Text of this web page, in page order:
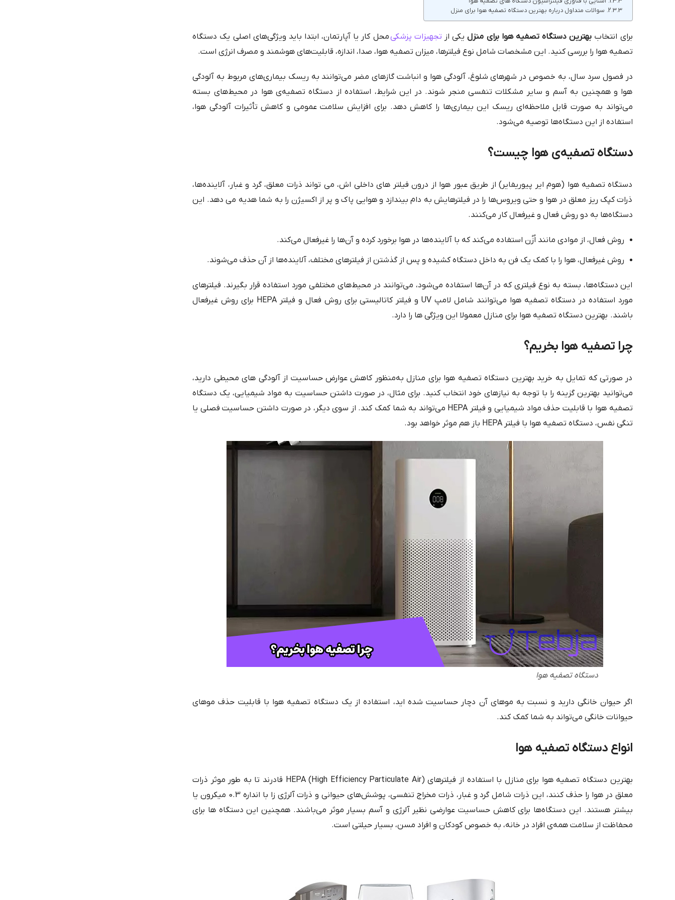
سوالات متداول درباره بهترین دستگاه تصفیه هوا برای منزل
برای انتخاب بهترین دستگاه تصفیه هوا برای منزل یکی از تجهیزات پزشکیمحل کار یا آپارتمان، ابتدا باید ویژگی‌های اصلی یک دستگاه
تصفیه هوا را بررسی کنید. این مشخصات شامل نوع فیلترها، میزان تصفیه هوا، صدا، اندازه، قابلیت‌های هوشمند و مصرف انرژی است.
در فصول سرد سال، به خصوص در شهرهای شلوغ، آلودگی هوا و انباشت گازهای مضر می‌توانند به ریسک بیماری‌های مربوط به آلودگی
هوا و همچنین به آسم و سایر مشکلات تنفسی منجر شوند. در این شرایط، استفاده از دستگاه تصفیه‌ی هوا در محیط‌های بسته
می‌تواند به صورت قابل ملاحظه‌ای ریسک این بیماری‌ها را کاهش دهد. برای افزایش سلامت عمومی و کاهش تأثیرات آلودگی هوا،
استفاده از این دستگاه‌ها توصیه می‌شود.
دستگاه تصفیه‌ی هوا چیست؟
دستگاه تصفیه هوا (هوم ایر پیوریفایر) از طریق عبور هوا از درون فیلتر های داخلی اش، می تواند ذرات معلق، گرد و غبار، آلاینده‌ها،
ذرات کپک ریز معلق در هوا و حتی ویروس‌ها را در فیلترهایش به دام بیندازد و هوایی پاک و پر از اکسیژن را به شما هدیه می دهد. این
دستگاه‌ها به دو روش فعال و غیرفعال کار می‌کنند.
روش فعال، از موادی مانند اُزُن استفاده می‌کند که با آلاینده‌ها در هوا برخورد کرده و آن‌ها را غیرفعال می‌کند.
روش غیرفعال، هوا را با کمک یک فن به داخل دستگاه کشیده و پس از گذشتن از فیلترهای مختلف، آلاینده‌ها از آن حذف می‌شوند.
این دستگاه‌ها، بسته به نوع فیلتری که در آن‌ها استفاده می‌شود، می‌توانند در محیط‌های مختلفی مورد استفاده قرار بگیرند. فیلترهای
مورد استفاده در دستگاه تصفیه هوا می‌توانند شامل لامپ UV و فیلتر کاتالیستی برای روش فعال و فیلتر HEPA برای روش غیرفعال
باشند. بهترین دستگاه تصفیه هوا برای منازل معمولا این ویژگی ها را دارد.
چرا تصفیه هوا بخریم؟
در صورتی که تمایل به خرید بهترین دستگاه تصفیه هوا برای منازل به‌منظور کاهش عوارض حساسیت از آلودگی های محیطی دارید،
می‌توانید بهترین گزینه را با توجه به نیازهای خود انتخاب کنید. برای مثال، در صورت داشتن حساسیت به مواد شیمیایی، یک دستگاه
تصفیه هوا با قابلیت حذف مواد شیمیایی و فیلتر HEPA می‌تواند به شما کمک کند. از سوی دیگر، در صورت داشتن حساسیت فصلی یا
تنگی نفس، دستگاه تصفیه هوا با فیلتر HEPA باز هم موثر خواهد بود.
دستگاه تصفیه هوا
اگر حیوان خانگی دارید و نسبت به موهای آن دچار حساسیت شده اید، استفاده از یک دستگاه تصفیه هوا با قابلیت حذف موهای
حیوانات خانگی می‌تواند به شما کمک کند.
انواع دستگاه تصفیه هوا
بهترین دستگاه تصفیه هوا برای منازل با استفاده از فیلترهای HEPA (High Efficiency Particulate Air) قادرند تا به طور موثر ذرات
معلق در هوا را حذف کنند، این ذرات شامل گرد و غبار، ذرات مخراج تنفسی، پوشش‌های حیوانی و ذرات آلرژی زا با انداره 0.3 میکرون یا
بیشتر هستند. این دستگاه‌ها برای کاهش حساسیت عوارضی نظیر آلرژی و آسم بسیار موثر می‌باشند. همچنین این دستگاه ها برای
محفاظت از سلامت همه‌ی افراد در خانه، به خصوص کودکان و افراد مسن، بسیار حیلتی است.